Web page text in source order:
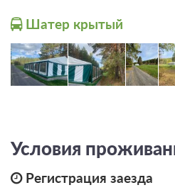
Шатер крытый
Условия
Регистрация заезда